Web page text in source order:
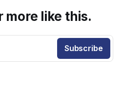
more like this.
Subscribe